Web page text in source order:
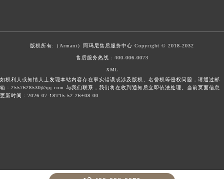
版权所有:（Armani） 阿玛尼售后服务中心 Copyright © 2018-2032
售后服务热线： 400-006-0073
XML
如权利人或知情人士发现本站内容存在事实错误或涉及版权、名誉权等侵权问题，请通过邮
箱：2557628530@qq.com 与我们联系，我们将在收到通知后立即依法处理。当前页面信息
更新时间：2026-07-18T15:52:26+08:00